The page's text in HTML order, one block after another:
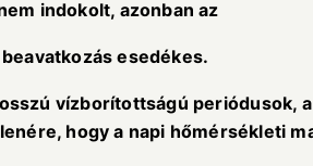
indokolt, azonban az
ás esedékes.
ú vízborítottságú periódusok,
ére, hogy a napi hőmérsékleti